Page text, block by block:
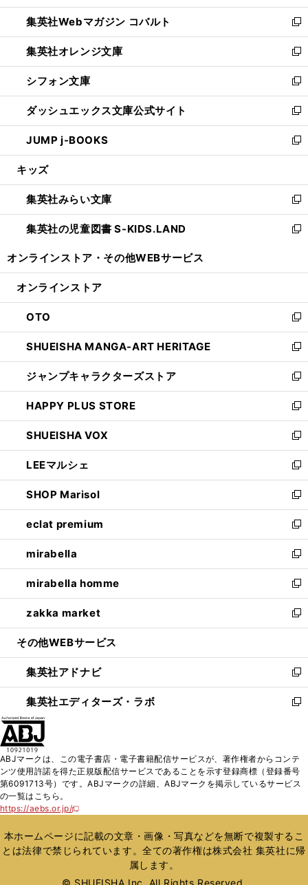
開
く
ウ
で
開
く
ン
ド
ウ
で
開
く
ウ
ィ
ン
ド
ウ
で
開
く
集英社Webマガジン コバルト
新
し
い
ウ
ィ
ン
ド
ウ
で
開
集英社オレンジ文庫
新
し
い
ウ
ィ
ン
ド
ウ
開
く
シフォン文庫
新
し
い
ウ
ィ
ン
ウ
で
開
く
ダッシュエックス文庫公式サイト
新
し
い
ウ
ン
ド
ウ
で
JUMP j-BOOKS
新
し
ウ
ィ
ン
ド
開
キッズ
集英社みらい文庫
新
し
い
ン
ウ
で
開
く
集英社の児童図書 S-KIDS.LAND
新
ウ
ン
ド
ウ
で
開
く
オンラインストア・ その他WEBサービス
オンラインストア
OTO
新
し
い
ウ
ィ
ン
ド
ウ
で
開
く
SHUEISHA MANGA-ART HERITAGE
新
し
い
ウ
ィ
ン
ド
ウ
で
開
く
ジャンプキャラクターズストア
新
し
い
ウ
ィ
ン
ド
ウ
で
開
く
HAPPY PLUS STORE
新
し
い
ウ
ィ
ン
ド
ウ
で
開
く
SHUEISHA VOX
新
し
い
ウ
ィ
ン
ド
ウ
で
開
く
LEEマルシェ
新
し
い
ウ
ィ
ン
ド
ウ
で
開
く
SHOP Marisol
新
し
い
ウ
ィ
ン
ド
ウ
で
開
eclat premium
新
し
い
ウ
ィ
ン
ド
ウ
開
く
mirabella
新
し
い
ウ
ィ
ン
ウ
で
開
く
mirabella homme
新
し
い
ウ
ン
ド
ウ
で
zakka market
新
し
ウ
ィ
ン
ド
く
その他WEBサービス
集英社アドナビ
新
し
い
ド
ウ
で
集英社エディターズ・ラボ
新
ィ
ン
ド
開
く
ABJマークは、この電子書店・電子書籍配信サービスが、著作権者からコンテ
ンツ使用許諾を得た正規版配信サービスであることを示す登録商標（登録番号
第6091713号）です。ABJマークの詳細、ABJマークを掲示しているサービス
の一覧はこちら。
https://aebs.or.jp/
新
い
ウ
ィ
本ホームページに記載の文章・画像・写真などを無断で複製するこ
とは法律で禁じられています。全ての著作権は株式会社 集英社に帰
属します。